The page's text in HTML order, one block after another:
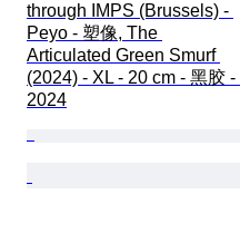
through IMPS (Brussels) -
Peyo - 塑像, The
Articulated Green Smurf
(2024) - XL - 20 cm - 黑胶 -
2024